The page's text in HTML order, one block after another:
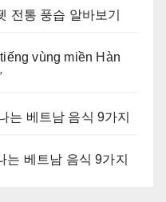
전통 풍습 알바보기
vùng miền Hàn
는 베트남 음식 9가지
는 베트남 음식 9가지